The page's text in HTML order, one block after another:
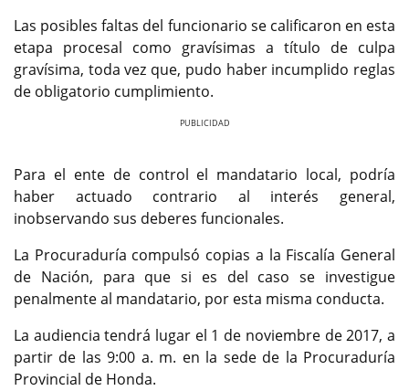
Las posibles faltas del funcionario se calificaron en esta
etapa procesal como gravísimas a título de culpa
gravísima, toda vez que, pudo haber incumplido reglas
de obligatorio cumplimiento.
Para el ente de control el mandatario local, podría
haber actuado contrario al interés general,
inobservando sus deberes funcionales.
La Procuraduría compulsó copias a la Fiscalía General
de Nación, para que si es del caso se investigue
penalmente al mandatario, por esta misma conducta.
La audiencia tendrá lugar el 1 de noviembre de 2017, a
partir de las 9:00 a. m. en la sede de la Procuraduría
Provincial de Honda.